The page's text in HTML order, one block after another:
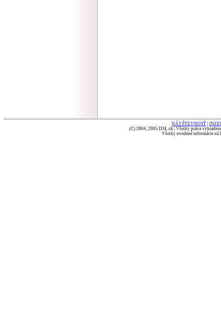
NÁVŠTEVNOSŤ
(C) 2004, 2005 DSL.sk | Všetky práva
Všetky uvedené informácie sú